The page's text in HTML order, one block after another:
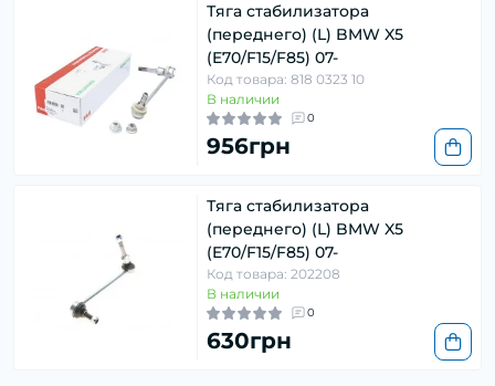
Тяга стабилизатора
(переднего) (L) BMW X5
(E70/F15/F85) 07-
Код товара: 818 0323 10
В наличии
0
956грн
Тяга стабилизатора
(переднего) (L) BMW X5
(E70/F15/F85) 07-
Код товара: 202208
В наличии
0
630грн